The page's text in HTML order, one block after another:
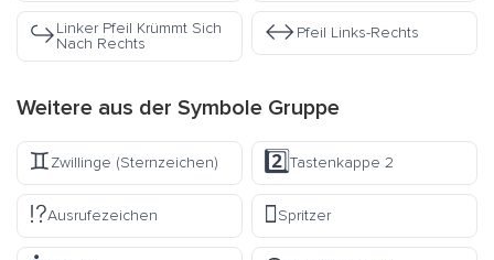
↪️Linker Pfeil Krümmt Sich
Nach Rechts
↔️ Pfeil Links-Rechts
Weitere aus der Symbole Gruppe
♊Zwillinge (Sternzeichen) 2️⃣Tastenkappe 2
⁉️Ausrufezeichen 🫟Spritzer